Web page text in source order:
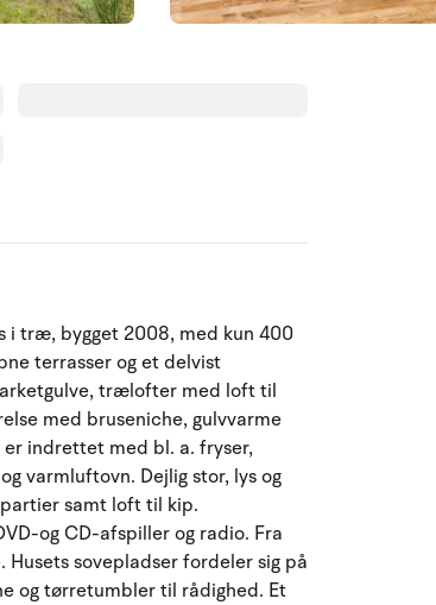
i træ, bygget 2008, med kun 400
terrasser og et delvist
trælofter med loft til
med bruseniche, gulvvarme
er indrettet med bl. a. fryser,
varmluftovn. Dejlig stor, lys og
samt loft til kip.
og CD-afspiller og radio. Fra
sovepladser fordeler sig på
og tørretumbler til rådighed. Et
ma ti on to
31
32
33
34
27 28 29 30
3 4 5
10 11
17 18 19 20